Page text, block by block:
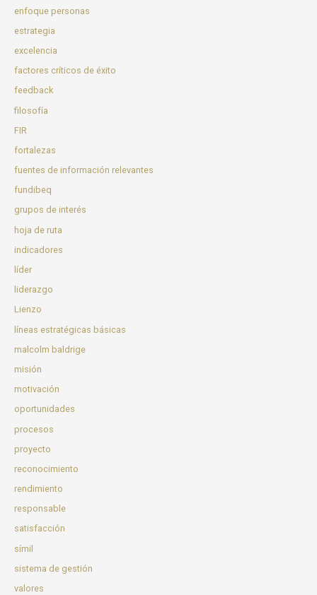
enfoque personas
estrategia
excelencia
factores críticos de éxito
feedback
filosofía
FIR
fortalezas
fuentes de información relevantes
fundibeq
grupos de interés
hoja de ruta
indicadores
líder
liderazgo
Lienzo
líneas estratégicas básicas
malcolm baldrige
misión
motivación
oportunidades
procesos
proyecto
reconocimiento
rendimiento
responsable
satisfacción
símil
sistema de gestión
valores